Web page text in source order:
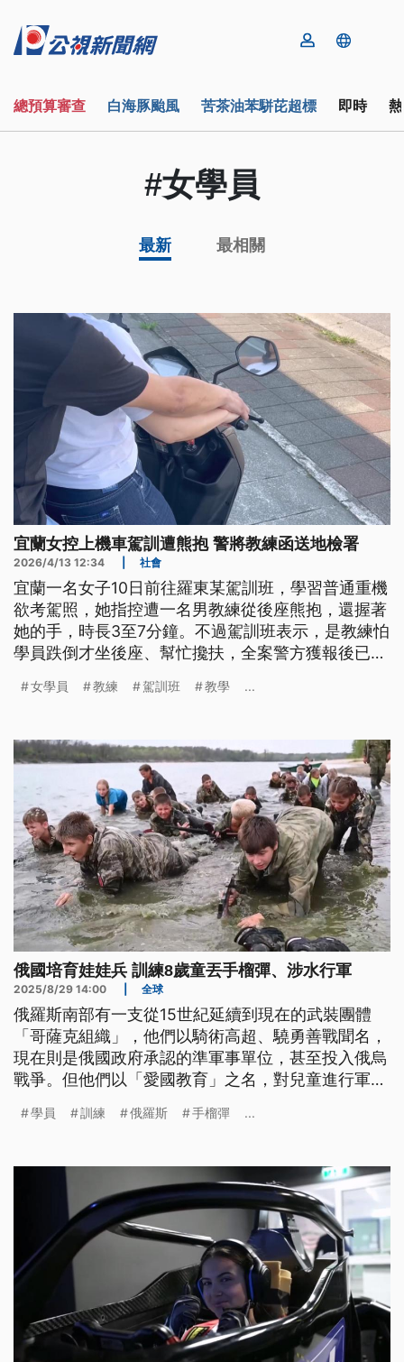
總預算審查 白海豚颱風 苦茶油苯駢芘超標 即時
#女學員
最新 最相關
宜蘭女控上機車駕訓遭熊抱 警將教練函送地檢署
2026/4/13 12:34 社會
宜蘭一名女子10日前往羅東某駕訓班，學習普通重機
欲考駕照，她指控遭一名男教練從後座熊抱，還握著
她的手，時長3至7分鐘。不過駕訓班表示，是教練怕
學員跌倒才坐後座、幫忙攙扶，全案警方獲報後已將
女學員 教練 駕訓班 教學 ...
俄國培育娃娃兵 訓練8歲童丟手榴彈、涉水行軍
2025/8/29 14:00 全球
俄羅斯南部有一支從15世紀延續到現在的武裝團體
「哥薩克組織」，他們以騎術高超、驍勇善戰聞名，
現在則是俄國政府承認的準軍事單位，甚至投入俄烏
戰爭。但他們以「愛國教育」之名，對兒童進行軍事
學員 訓練 俄羅斯 手榴彈 ...